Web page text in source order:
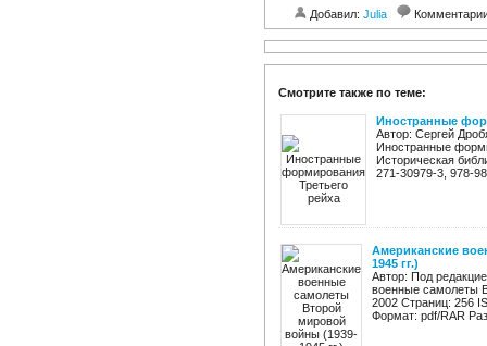
Добавил: Julia
Смотрите также по теме:
Иностранные
Автор: Сергей
Иностранные
Историческая
271-30979-3, 978-
Американские
1945 гг.)
Автор: Под
военные самолеты
2002 Страниц: 256
Формат: pdf/RAR